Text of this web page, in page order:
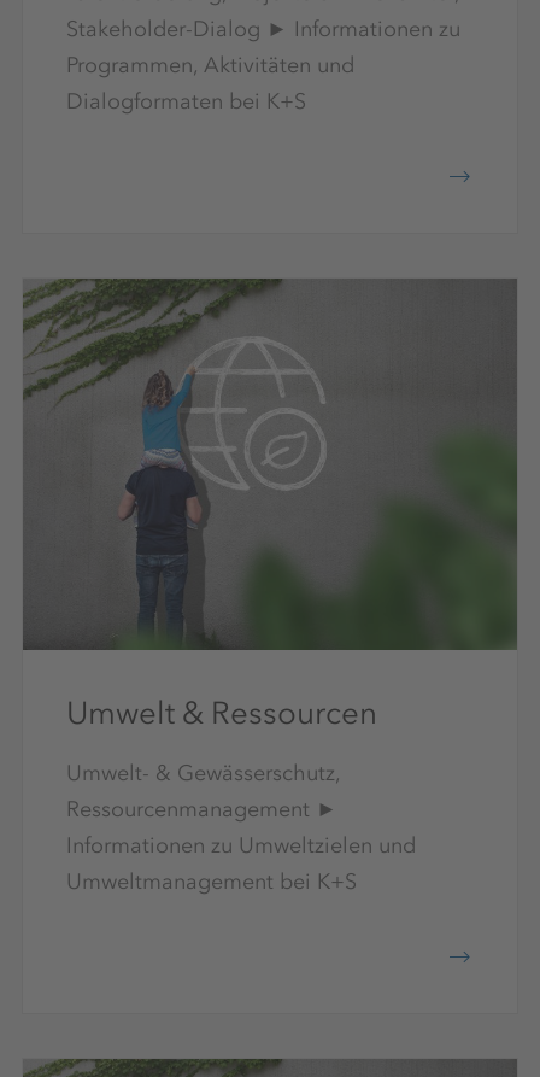
Stakeholder-Dialog ► Informationen zu
Programmen, Aktivitäten und
Dialogformaten bei K+S
Umwelt & Ressourcen
Umwelt- & Gewässerschutz,
Ressourcenmanagement ►
Informationen zu Umweltzielen und
Umweltmanagement bei K+S